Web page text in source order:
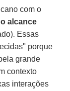
com o
alcance
Essas
porque
grande
contexto
interações